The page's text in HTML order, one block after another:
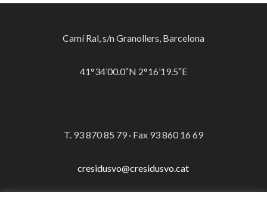
Camí Ral, s/n Granollers, Barcelona
41°34’00.0″N 2°16’19.5″E
T. 93 870 85 79 · Fax 93 860 16 69
cresidusvo@cresidusvo.cat